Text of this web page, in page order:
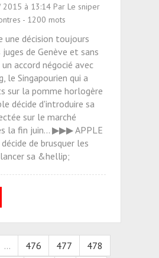
à 13:14 Par Le sniper
- 1200 mots
une décision toujours
de Genève et sans
accord négocié avec
le Singapourien qui a
sur la pomme horlogère
décide d'introduire sa
sur le marché
la fin juin... ▶▶▶ APPLE
de brusquer les
sa &hellip;
... 476 477
478